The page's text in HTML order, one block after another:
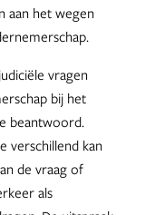
aan het wegen
vragen
bij het
beantwoord.
verschillend kan
de vraag of
als